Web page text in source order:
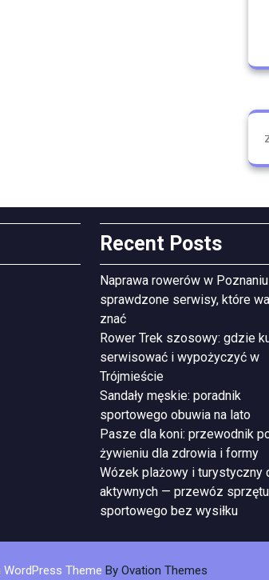
Recent Posts
Naprawa rowerów w
sprawdzone serwisy, które
znać
Rower Trek szosowy: gdzie
serwisować i wypożyczyć w
Trójmieście
Sandały męskie: poradnik
sportowego obuwia na lato
Pasze dla koni: przewodnik
żywieniu dla zdrowia i formy
Wózek plażowy i turystyczny
aktywnych — przewóz sprzętu
sportowego bez wysiłku
WordPress Theme By Ovation Themes